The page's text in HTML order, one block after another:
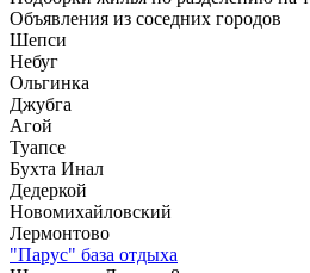
Объявления из соседних городов
Шепси
Небуг
Ольгинка
Джубга
Агой
Туапсе
Бухта Инал
Дедеркой
Новомихайловский
Лермонтово
"Парус" база отдыха